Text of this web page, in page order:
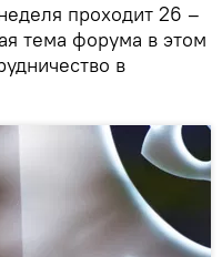
проходит 26 –
тема форума в этом
в